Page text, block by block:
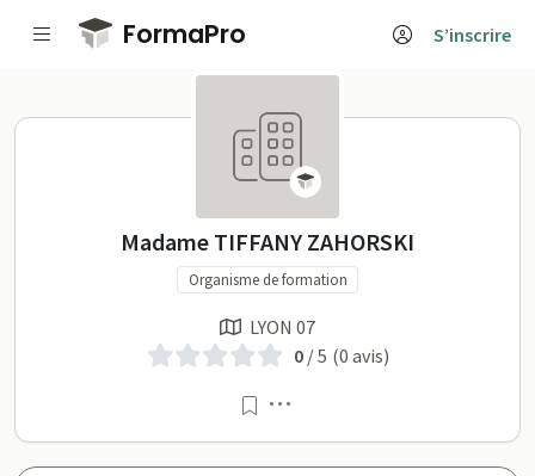
Passer au contenu principal
FormaPro S’inscrire
Madame TIFFANY
Madame TIFFANY ZAHORSKI
Organisme de formation
LYON 07
0/ 5 (0 avis)